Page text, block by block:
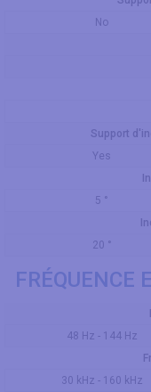
No
Support
Yes
5 °
20 °
FRÉQUENCE
48 Hz - 144 Hz
30 kHz - 160 kHz